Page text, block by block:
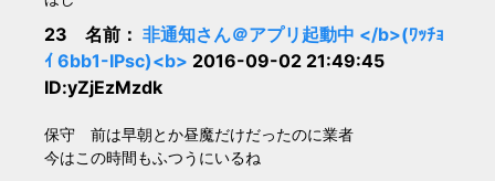
23 名前： 非通知さん＠アプリ起動中 </b>(ﾜｯﾁｮ
ｲ 6bb1-IPsc)<b> 2016-09-02 21:49:45
ID:yZjEzMzdk
保守 前は早朝とか昼魔だけだったのに業者
今はこの時間もふつうにいるね